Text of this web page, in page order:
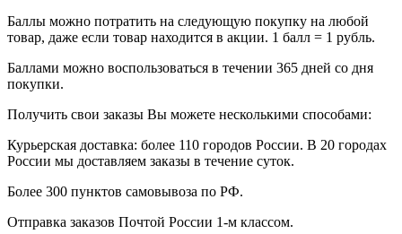
Баллы можно потратить на следующую покупку на любой
товар, даже если товар находится в акции. 1 балл = 1 рубль.
Баллами можно воспользоваться в течении 365 дней со дня
покупки.
Получить свои заказы Вы можете несколькими способами:
Курьерская доставка: более 110 городов России. В 20 городах
России мы доставляем заказы в течение суток.
Более 300 пунктов самовывоза по РФ.
Отправка заказов Почтой России 1-м классом.